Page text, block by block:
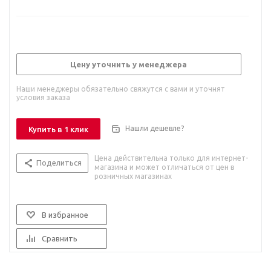
Цену уточнить у менеджера
Наши менеджеры обязательно свяжутся с вами и уточнят
условия заказа
Купить в 1 клик Нашли дешевле?
Поделиться
Цена действительна только для интернет-
магазина и может отличаться от цен в
розничных магазинах
В избранное
Сравнить